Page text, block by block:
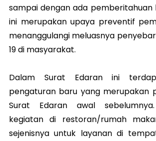
sampai dengan ada pemberitahuan
ini merupakan upaya preventif
menanggulangi meluasnya
19 di masyarakat.
Dalam Surat Edaran ini
pengaturan baru yang merupakan
Surat Edaran awal
kegiatan di restoran/rumah
sejenisnya untuk layanan di